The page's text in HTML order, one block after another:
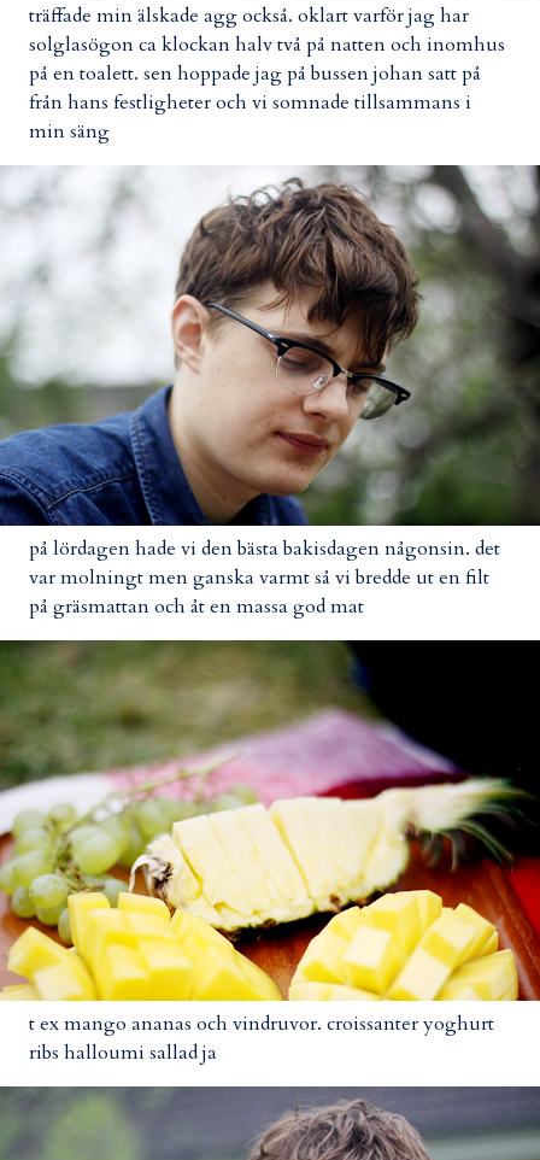
träffade min älskade agg också. oklart varför jag har
solglasögon ca klockan halv två på natten och inomhus
på en toalett. sen hoppade jag på bussen johan satt på
från hans festligheter och vi somnade tillsammans i
min säng
på lördagen hade vi den bästa bakisdagen någonsin. det
var molningt men ganska varmt så vi bredde ut en filt
på gräsmattan och åt en massa god mat
t ex mango ananas och vindruvor. croissanter yoghurt
ribs halloumi sallad ja